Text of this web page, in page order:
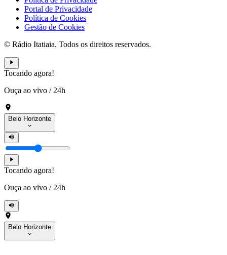
Portal de Privacidade
Política de Cookies
Gestão de Cookies
© Rádio Itatiaia. Todos os direitos reservados.
Tocando agora!
Ouça ao vivo / 24h
Belo Horizonte
Tocando agora!
Ouça ao vivo / 24h
Belo Horizonte